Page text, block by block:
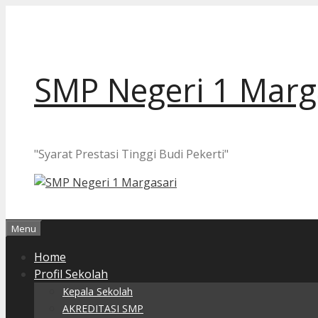
SMP Negeri 1
"Syarat Prestasi Tinggi Budi Pekerti"
Menu
Home
Profil Sekolah
Kepala Sekolah
AKREDITASI SMP